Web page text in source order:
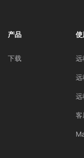
产品
下载
使
远
远
远
客